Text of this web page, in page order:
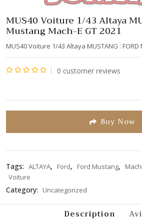
MUS40 Voiture 1/43 Altaya
Mustang Mach-E GT 2021
MUS40 Voiture 1/43 Altaya MUSTANG :
0 customer reviews
Buy Now
Tags: ALTAYA, Ford, Ford Mustang,
Voiture
Category: Uncategorized
Description